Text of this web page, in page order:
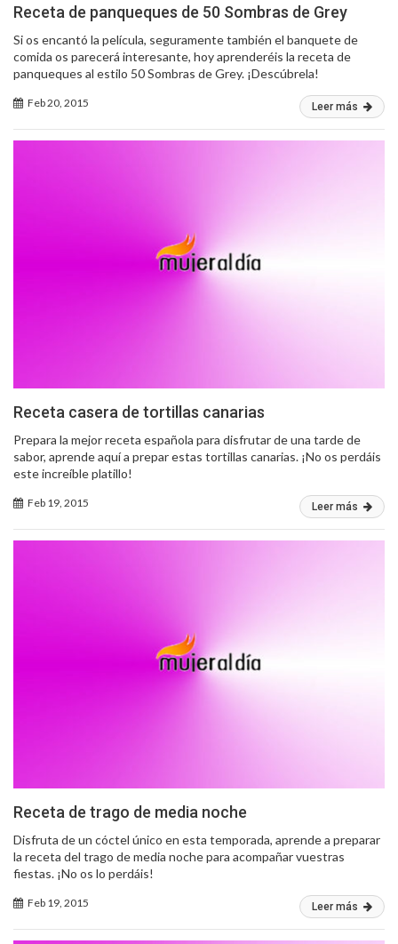
Receta de panqueques de 50 Sombras de Grey
Si os encantó la película, seguramente también el banquete de
comida os parecerá interesante, hoy aprenderéis la receta de
panqueques al estilo 50 Sombras de Grey. ¡Descúbrela!
Feb 20, 2015 Leer más
Receta casera de tortillas canarias
Prepara la mejor receta española para disfrutar de una tarde de
sabor, aprende aquí a prepar estas tortillas canarias. ¡No os perdáis
este increíble platillo!
Feb 19, 2015 Leer más
Receta de trago de media noche
Disfruta de un cóctel único en esta temporada, aprende a preparar
la receta del trago de media noche para acompañar vuestras
fiestas. ¡No os lo perdáis!
Feb 19, 2015 Leer más